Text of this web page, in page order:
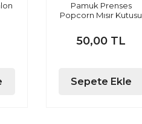
Pamuk Prenses
Popcorn Mısır Kutusu
50,00 TL
Sepete Ekle